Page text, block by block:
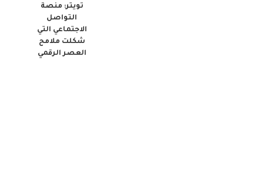
تويتر: منصة
التواصل
الاجتماعي التي
شكلت ملامح
العصر الرقمي